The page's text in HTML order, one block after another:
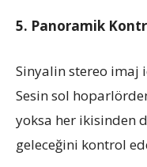
5. Panoramik
Sinyalin stereo imaj
Sesin sol
yoksa her ikisinden
geleceğini kontrol